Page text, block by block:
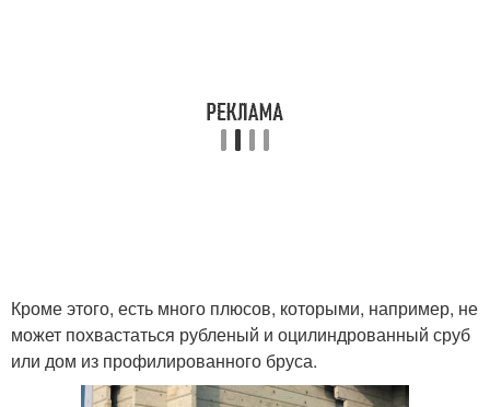
Кроме этого, есть много плюсов, которыми, например, не
может похвастаться рубленый и оцилиндрованный сруб
или дом из профилированного бруса.